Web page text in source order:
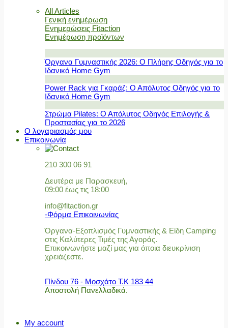
All Articles
Γενική ενημέρωση
Ενημερώσεις Fitaction
Ενημέρωση προϊόντων
Όργανα Γυμναστικής 2026: Ο Πλήρης Οδηγός για το
Ιδανικό Home Gym
Power Rack για Γκαράζ: Ο Απόλυτος Οδηγός για το
Ιδανικό Home Gym
Στρώμα Pilates: Ο Απόλυτος Οδηγός Επιλογής &
Προστασίας για το 2026
Ο λογαριασμός μου
Επικοινωνία
210 300 06 91
Δευτέρα με Παρασκευή,
09:00 έως τις 18:00
info@fitaction.gr
-Φόρμα Επικοινωνίας
Όργανα-Εξοπλισμός Γυμναστικής & Είδη Camping
στις Καλύτερες Τιμές της Αγοράς.
Επικοινωνήστε μαζί μας για όποια διευκρίνιση
χρειάζεστε.
Πίνδου 76 - Μοσχάτο Τ.Κ 183 44
Αποστολή Πανελλαδικά.
My account